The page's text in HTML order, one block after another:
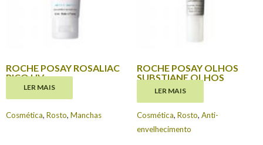
ROCHE POSAY ROSALIAC
RICO UV
17.70
LER MAIS
Cosmética, Rosto, Manchas
ROCHE POSAY OLHOS
SUBSTIANE OLHOS
20.95LER MAIS
Cosmética, Rosto, Anti-
envelhecimento